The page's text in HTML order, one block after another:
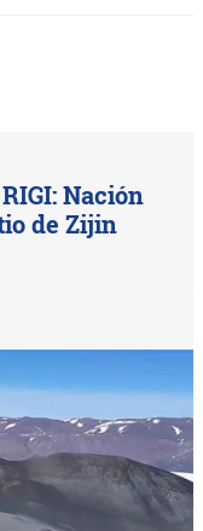
Nación
de Zijin